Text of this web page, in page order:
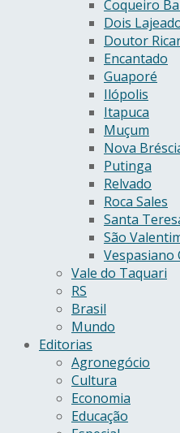
Coqueiro
Dois
Doutor
Encantado
Guaporé
Ilópolis
Itapuca
Muçum
Nova
Putinga
Relvado
Roca Sales
Santa
São
Vespasiano
Vale do Taquari
RS
Brasil
Mundo
Editorias
Agronegócio
Cultura
Economia
Educação